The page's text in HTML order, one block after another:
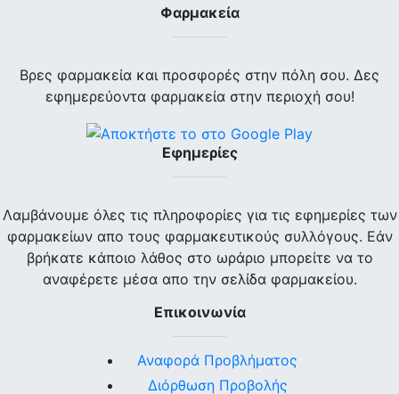
Φαρμακεία
Βρες φαρμακεία και προσφορές στην πόλη σου. Δες
εφημερεύοντα φαρμακεία στην περιοχή σου!
Εφημερίες
Λαμβάνουμε όλες τις πληροφορίες για τις εφημερίες των
φαρμακείων απο τους φαρμακευτικούς συλλόγους. Εάν
βρήκατε κάποιο λάθος στο ωράριο μπορείτε να το
αναφέρετε μέσα απο την σελίδα φαρμακείου.
Επικοινωνία
Αναφορά Προβλήματος
Διόρθωση Προβολής